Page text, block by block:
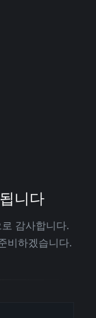
니다
감사합니다.
비하겠습니다.